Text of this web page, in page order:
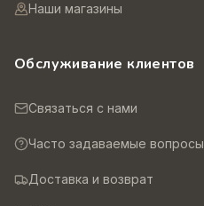
Наши магазины
Обслуживание клиентов
Связаться с нами
Часто задаваемые вопросы
Доставка и возврат